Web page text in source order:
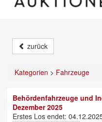
zurück
Kategorien > Fahrzeuge
Behördenfahrzeuge und
Dezember 2025
Erstes Los endet: